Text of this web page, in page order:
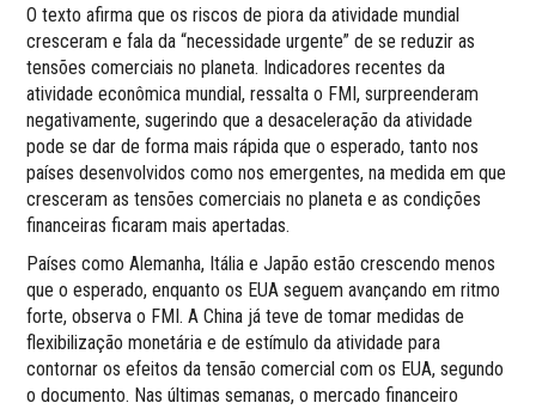
O texto afirma que os riscos de piora da atividade mundial
cresceram e fala da “necessidade urgente” de se reduzir as
tensões comerciais no planeta. Indicadores recentes da
atividade econômica mundial, ressalta o FMI, surpreenderam
negativamente, sugerindo que a desaceleração da atividade
pode se dar de forma mais rápida que o esperado, tanto nos
países desenvolvidos como nos emergentes, na medida em que
cresceram as tensões comerciais no planeta e as condições
financeiras ficaram mais apertadas.
Países como Alemanha, Itália e Japão estão crescendo menos
que o esperado, enquanto os EUA seguem avançando em ritmo
forte, observa o FMI. A China já teve de tomar medidas de
flexibilização monetária e de estímulo da atividade para
contornar os efeitos da tensão comercial com os EUA, segundo
o documento. Nas últimas semanas, o mercado financeiro